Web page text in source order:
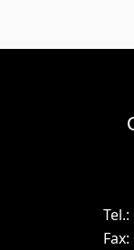
Tel.: